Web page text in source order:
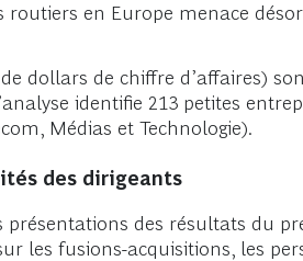
en Europe menace
dollars de chiffre d’affaires)
identifie 213 petites
Médias et Technologie).
des dirigeants
présentations des résultats du
les fusions-acquisitions, les